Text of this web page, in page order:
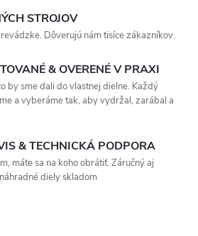
STROJOV
Dôverujú nám tisíce zákazníkov.
& OVERENÉ V PRAXI
by sme dali do vlastnej dielne. Každý
a vyberáme tak, aby vydržal, zarábal a
& TECHNICKÁ PODPORA
máte sa na koho obrátiť. Záručný aj
diely skladom